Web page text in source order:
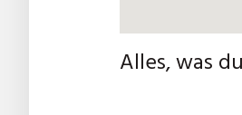
Alles, was